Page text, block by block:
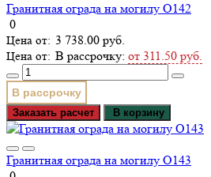
Гранитная ограда на могилу О142
0
3 738.00 руб.
В рассрочку: от 311.50 руб.
В рассрочку
Заказать расчет В корзину
Гранитная ограда на могилу О143